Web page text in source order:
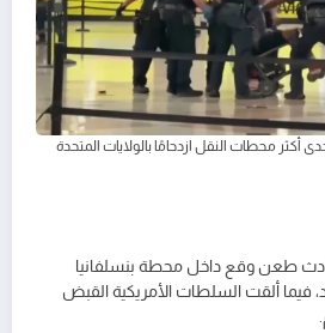
محطات النقل ازدحامًا بالولايات المتحدة
طعن وقع داخل محطة بنسلفانيا
فيما ألقت السلطات الأمريكية القبض